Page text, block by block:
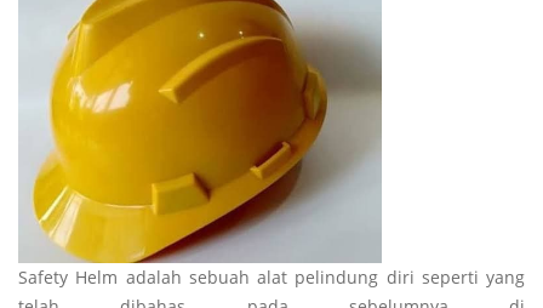
Safety Helm adalah sebuah alat pelindung diri seperti yang